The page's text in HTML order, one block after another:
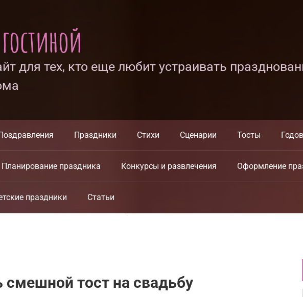
для тех, кто еще любит устраивать
Праздники Стихи Сценарии Тосты
Планирование праздника Конкурсы и развлечения Оформление
праздники Статьи
смешной тост на свадьбу